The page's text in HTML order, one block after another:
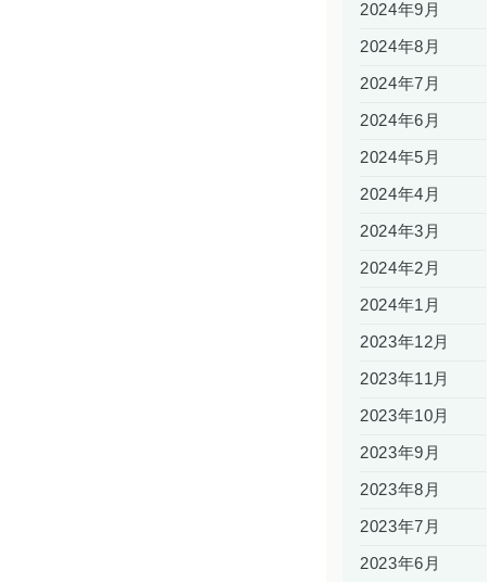
2024年9月
2024年8月
2024年7月
2024年6月
2024年5月
2024年4月
2024年3月
2024年2月
2024年1月
2023年12月
2023年11月
2023年10月
2023年9月
2023年8月
2023年7月
2023年6月